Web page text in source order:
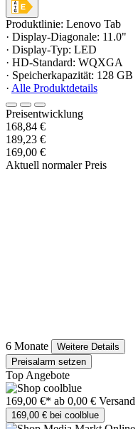
Produktlinie: Lenovo Tab
· Display-Diagonale: 11.0"
· Display-Typ: LED
· HD-Standard: WQXGA
· Speicherkapazität: 128 GB
· Alle Produktdetails
Preisentwicklung
168,84 €
189,23 €
169,00 €
Aktuell normaler Preis
6 Monate
Weitere Details
Preisalarm setzen
Top Angebote
169,00 €* ab 0,00 € Versand
169,00 € bei coolblue